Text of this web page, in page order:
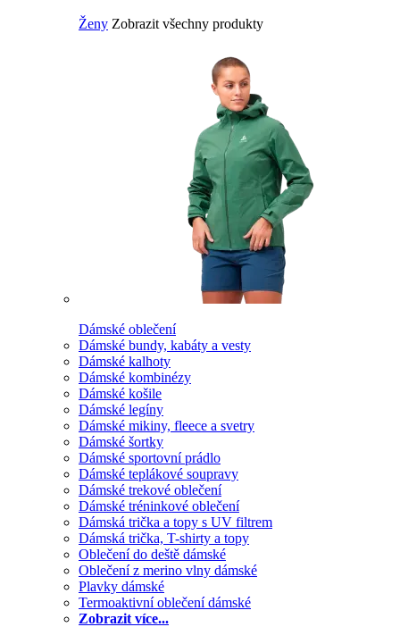
Ženy Zobrazit všechny produkty
Dámské oblečení
Dámské bundy, kabáty a vesty
Dámské kalhoty
Dámské kombinézy
Dámské košile
Dámské legíny
Dámské mikiny, fleece a svetry
Dámské šortky
Dámské sportovní prádlo
Dámské teplákové soupravy
Dámské trekové oblečení
Dámské tréninkové oblečení
Dámská trička a topy s UV filtrem
Dámská trička, T-shirty a topy
Oblečení do deště dámské
Oblečení z merino vlny dámské
Plavky dámské
Termoaktivní oblečení dámské
Zobrazit více...